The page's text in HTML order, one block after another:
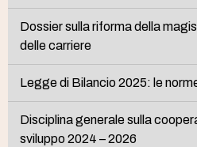
Dossier sulla riforma della
delle carriere
Legge di Bilancio 2025: le
Disciplina generale sulla
sviluppo 2024 – 2026